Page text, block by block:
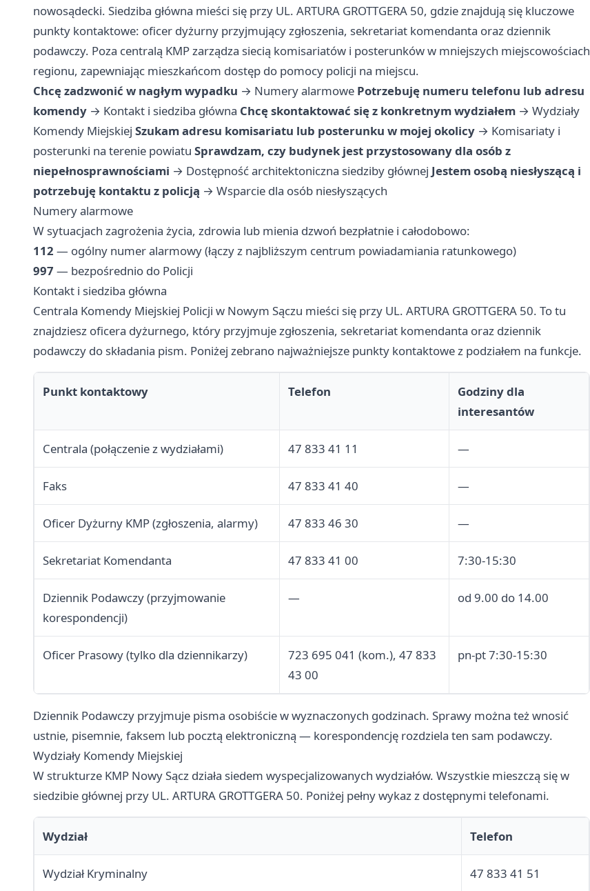
nowosądecki. Siedziba główna mieści się przy UL. ARTURA GROTTGERA 50, gdzie znajdują się kluczowe
punkty kontaktowe: oficer dyżurny przyjmujący zgłoszenia, sekretariat komendanta oraz dziennik
podawczy. Poza centralą KMP zarządza siecią komisariatów i posterunków w mniejszych miejscowościach
regionu, zapewniając mieszkańcom dostęp do pomocy policji na miejscu.
Chcę zadzwonić w nagłym wypadku → Numery alarmowe Potrzebuję numeru telefonu lub adresu
komendy → Kontakt i siedziba główna Chcę skontaktować się z konkretnym wydziałem → Wydziały
Komendy Miejskiej Szukam adresu komisariatu lub posterunku w mojej okolicy → Komisariaty i
posterunki na terenie powiatu Sprawdzam, czy budynek jest przystosowany dla osób z
niepełnosprawnościami → Dostępność architektoniczna siedziby głównej Jestem osobą niesłyszącą i
potrzebuję kontaktu z policją → Wsparcie dla osób niesłyszących
Numery alarmowe
W sytuacjach zagrożenia życia, zdrowia lub mienia dzwoń bezpłatnie i całodobowo:
112 — ogólny numer alarmowy (łączy z najbliższym centrum powiadamiania ratunkowego)
997 — bezpośrednio do Policji
Kontakt i siedziba główna
Centrala Komendy Miejskiej Policji w Nowym Sączu mieści się przy UL. ARTURA GROTTGERA 50. To tu
znajdziesz oficera dyżurnego, który przyjmuje zgłoszenia, sekretariat komendanta oraz dziennik
podawczy do składania pism. Poniżej zebrano najważniejsze punkty kontaktowe z podziałem na funkcje.
Punkt kontaktowy Telefon
Godziny dla
interesantów
Centrala (połączenie z wydziałami) 47 833 41 11 —
Faks 47 833 41 40 —
Oficer Dyżurny KMP (zgłoszenia, alarmy) 47 833 46 30 —
Sekretariat Komendanta 47 833 41 00 7:30-15:30
Dziennik Podawczy (przyjmowanie
korespondencji)
— od 9.00 do 14.00
Oficer Prasowy (tylko dla dziennikarzy)
723 695 041 (kom.), 47 833
43 00
pn-pt 7:30-15:30
Dziennik Podawczy przyjmuje pisma osobiście w wyznaczonych godzinach. Sprawy można też wnosić
ustnie, pisemnie, faksem lub pocztą elektroniczną — korespondencję rozdziela ten sam podawczy.
Wydziały Komendy Miejskiej
W strukturze KMP Nowy Sącz działa siedem wyspecjalizowanych wydziałów. Wszystkie mieszczą się w
siedzibie głównej przy UL. ARTURA GROTTGERA 50. Poniżej pełny wykaz z dostępnymi telefonami.
Wydział Telefon
Wydział Kryminalny 47 833 41 51